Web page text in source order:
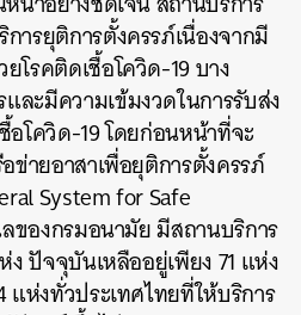
ารยุติการตั้งครรภ์เนื่องจากมี
รคติดเชื้อโควิด-19 บาง
ละมีความเข้มงวดในการรับส่ง
อโควิด-19 โดยก่อนหน้าที่จะ
ข่ายอาสาเพื่อยุติการตั้งครรภ์
System for Safe
ของกรมอนามัย มีสถานบริการ
ปัจจุบันเหลืออยู่เพียง 71 แห่ง
ห่งทั่วประเทศไทยที่ให้บริการ